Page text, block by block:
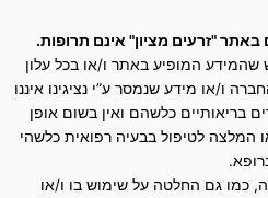
באתר "זרעים מציון" אינם תרופות.
שהמידע המופיע באתר ו/או בכל עלון
ו/או מידע שנמסר ע”י נציגינו איננו
בריאותיים כלשהם ואין בשום אופן
המלצה לטיפול בבעיה רפואית כלשהי
כמו גם החלטה על שימוש בו ו/או